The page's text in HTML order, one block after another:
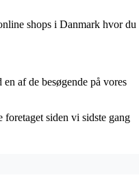
shops i Danmark hvor du
af de besøgende på vores
siden vi sidste gang